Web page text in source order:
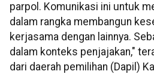
parpol. Komunikasi ini untuk
dalam rangka membangun
kerjasama dengan lainnya.
dalam konteks penjajakan,"
dari daerah pemilihan (Dapil)